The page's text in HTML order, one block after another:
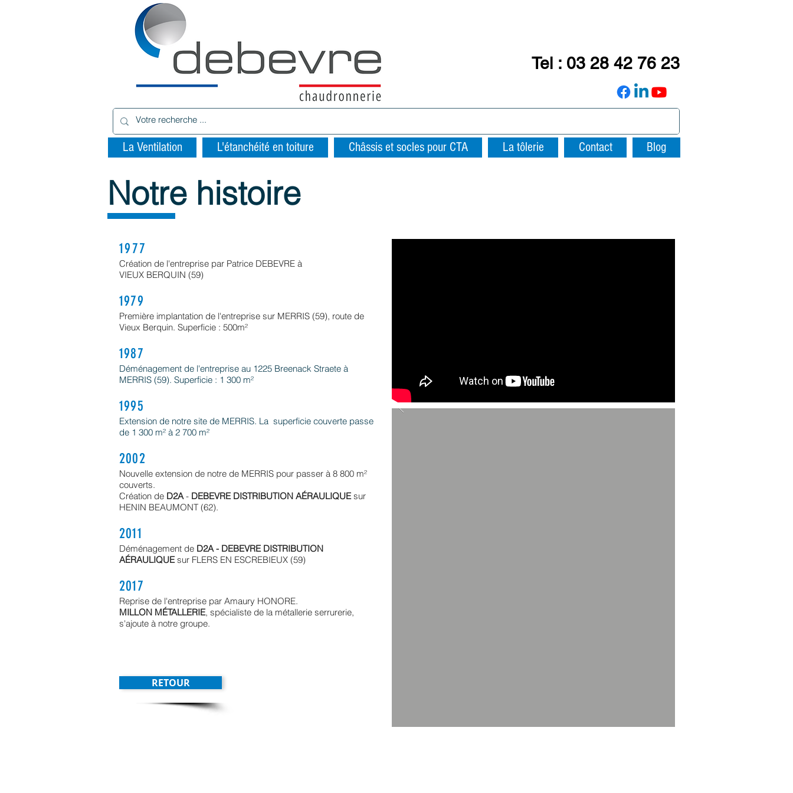
Tel : 03 28 42 76 23
La Ventilation L'étanchéité en toiture Châssis et socles pour CTA La tôlerie Contact Blog
Notre histoire
1977
Création de l'entreprise par Patrice DEBEVRE à
VIEUX BERQUIN (59)
1979
Première implantation de l'entreprise sur MERRIS (59), route de
Vieux Berquin. Superficie : 500m²
1987
Déménagement de l'entreprise au 1225 Breenack Straete à
MERRIS (59). Superficie : 1 300 m²
1995
Extension de notre site de MERRIS. La superficie couverte passe
de 1 300 m² à 2 700 m²
2002
Nouvelle extension de notre de MERRIS pour passer à 8 800 m²
couverts.
Création de D2A- DEBEVRE DISTRIBUTION AÉRAULIQUEsur
HENIN BEAUMONT (62).
2011
Déménagement de D2A - DEBEVRE DISTRIBUTION
AÉRAULIQUEsur FLERS EN ESCREBIEUX (59)
2017
Reprise de l'entreprise par Amaury HONORE.
MILLON MÉTALLERIE, spécialiste de la métallerie serrurerie,
s'ajoute à notre groupe.
RETOUR